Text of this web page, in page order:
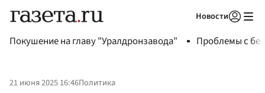
Новости
Покушение на главу "Уралдронзавода" Проблемы с
21 июня 2025 16:46Политика